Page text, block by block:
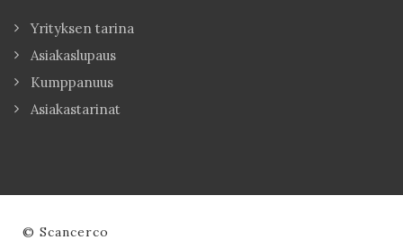
Yrityksen tarina
Asiakaslupaus
Kumppanuus
Asiakastarinat
© Scancerco